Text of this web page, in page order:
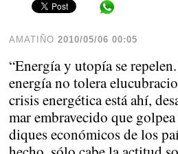
AMATIÑO 2010/05/06 00:05
“Energía y utopía se
energía no tolera
crisis energética está ahí,
mar embravecido que
diques económicos de los